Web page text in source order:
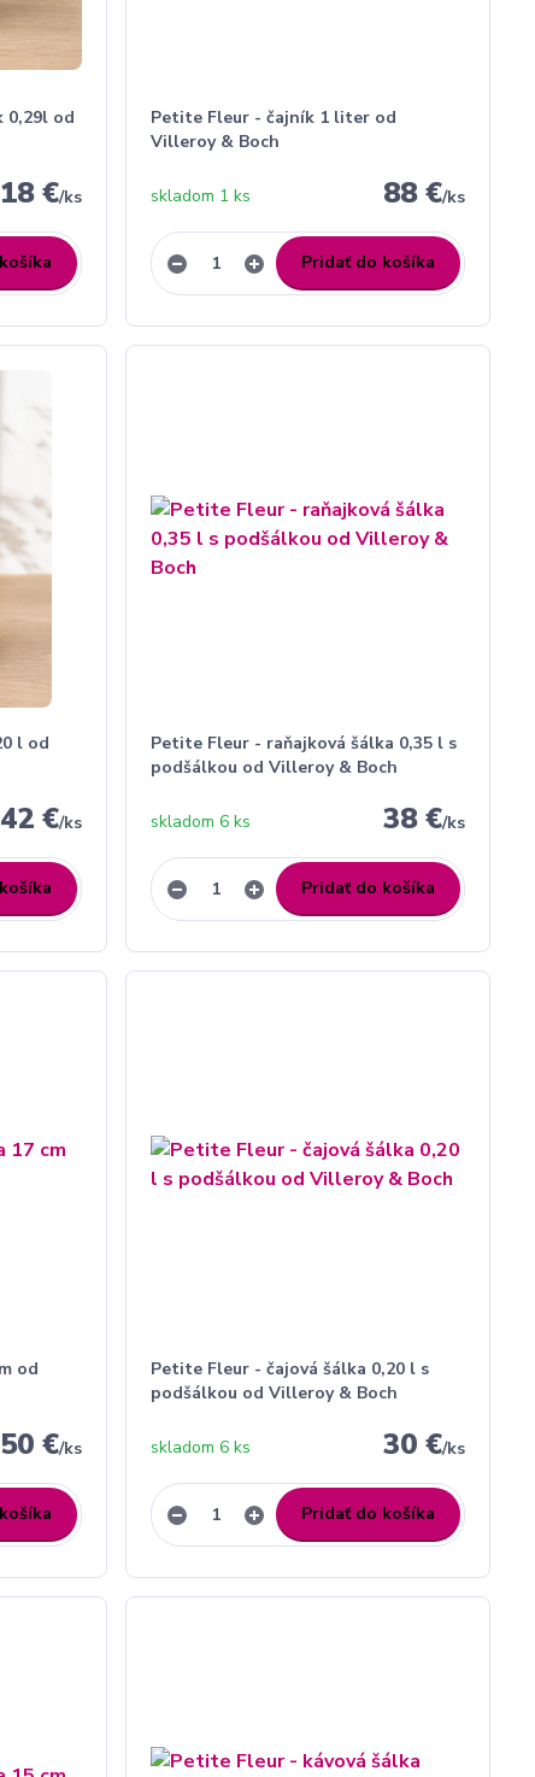
0,29l od
18 €/ks
Petite Fleur - čajník 1 liter od
Villeroy & Boch
88 €/ks
skladom 1 ks
Pridať do košíka
l od
42 €/ks
Petite Fleur - raňajková šálka 0,35 l s
podšálkou od Villeroy & Boch
38 €/ks
skladom 6 ks
Pridať do košíka
od
€/ks
Petite Fleur - čajová šálka 0,20 l s
podšálkou od Villeroy & Boch
30 €/ks
skladom 6 ks
Pridať do košíka